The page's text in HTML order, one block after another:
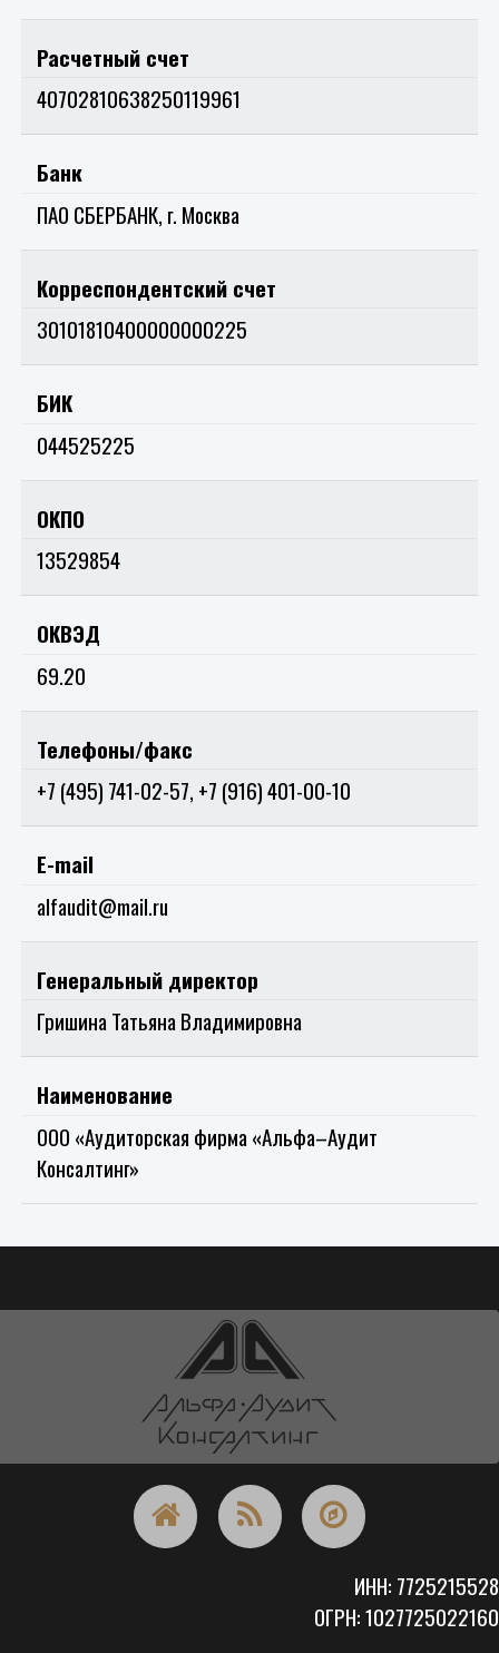
Расчетный счет
40702810638250119961
Банк
ПАО СБЕРБАНК, г. Москва
Корреспондентский счет
30101810400000000225
БИК
044525225
ОКПО
13529854
ОКВЭД
69.20
Телефоны/факс
+7 (495) 741-02-57, +7 (916) 401-00-10
Е-mail
alfaudit@mail.ru
Генеральный директор
Гришина Татьяна Владимировна
Наименование
ООО «Аудиторская фирма «Альфа–Аудит
Консалтинг»
ИНН: 7725215528
ОГРН: 1027725022160